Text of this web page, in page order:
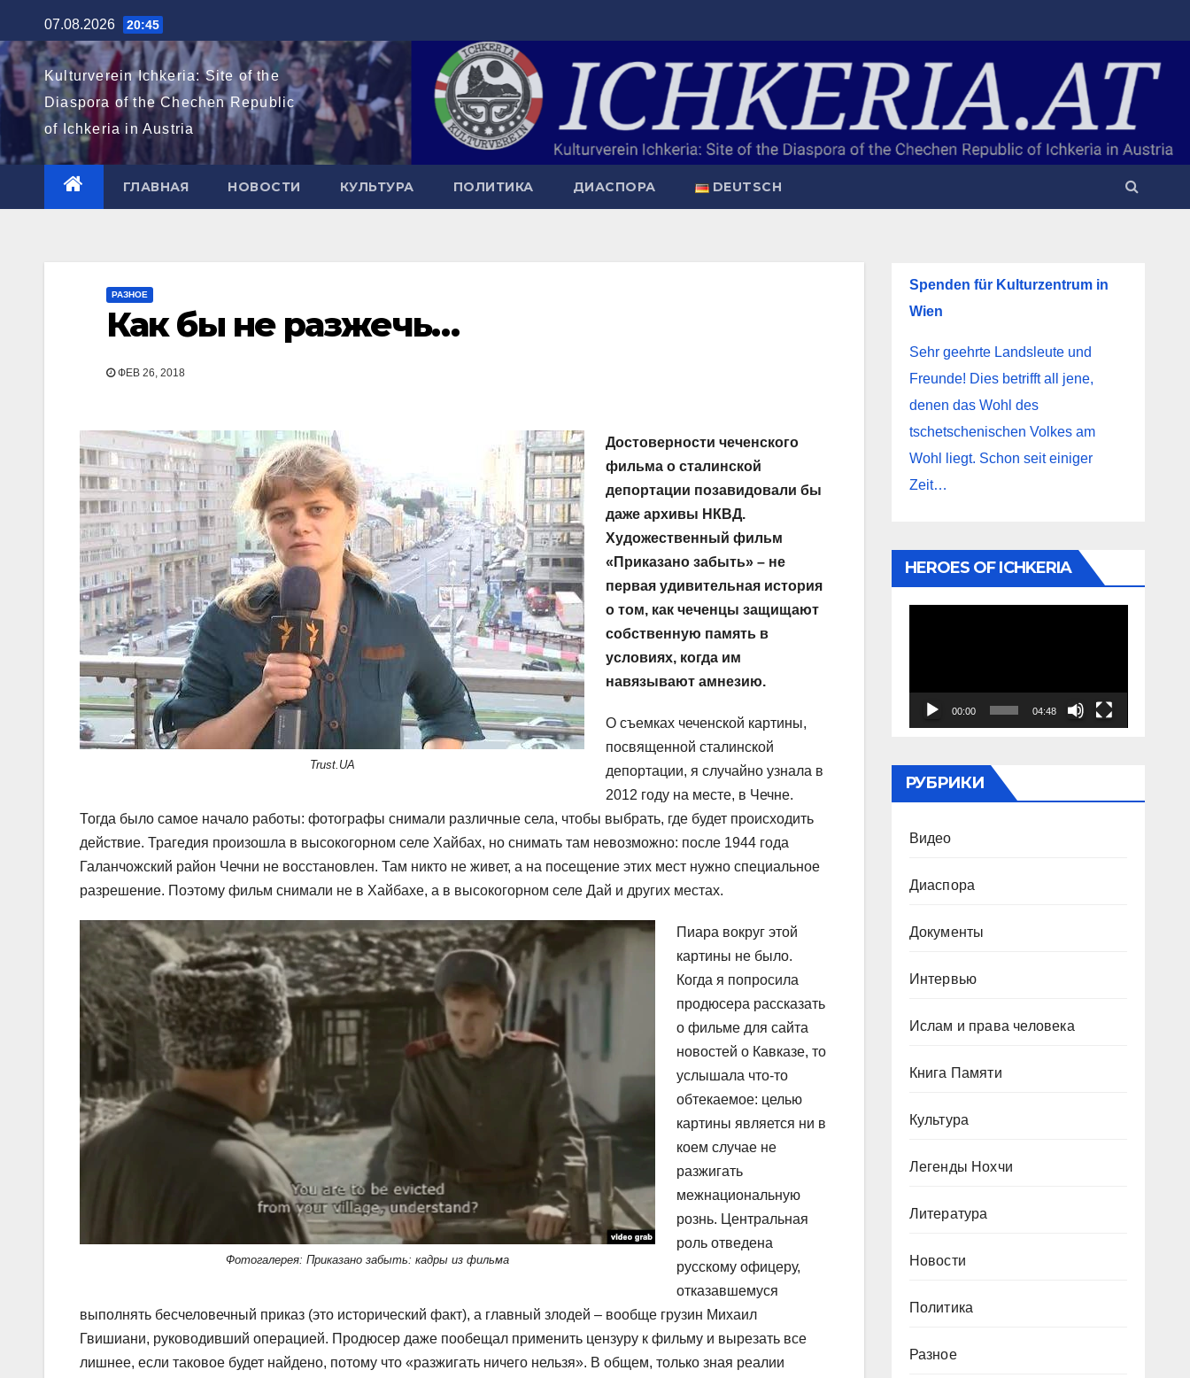
к
содержимому
07.08.2026 20:45
Kulturverein Ichkeria: Site of the
Diaspora of the Chechen Republic
of Ichkeria in Austria
ГЛАВНАЯ НОВОСТИ КУЛЬТУРА ПОЛИТИКА ДИАСПОРА DEUTSCH
РАЗНОЕ
Как бы не разжечь…
ФЕВ 26, 2018
Trust.UA
Достоверности чеченского
фильма о сталинской
депортации позавидовали бы
даже архивы НКВД.
Художественный фильм
«Приказано забыть» – не
первая удивительная история
о том, как чеченцы защищают
собственную память в
условиях, когда им
навязывают амнезию.
О съемках чеченской картины,
посвященной сталинской
депортации, я случайно узнала в
2012 году на месте, в Чечне.
Тогда было самое начало работы: фотографы снимали различные села, чтобы выбрать, где будет происходить
действие. Трагедия произошла в высокогорном селе Хайбах, но снимать там невозможно: после 1944 года
Галанчожский район Чечни не восстановлен. Там никто не живет, а на посещение этих мест нужно специальное
разрешение. Поэтому фильм снимали не в Хайбахе, а в высокогорном селе Дай и других местах.
Фотогалерея: Приказано забыть: кадры из фильма
Пиара вокруг этой
картины не было.
Когда я попросила
продюсера рассказать
о фильме для сайта
новостей о Кавказе, то
услышала что-то
обтекаемое: целью
картины является ни в
коем случае не
разжигать
межнациональную
рознь. Центральная
роль отведена
русскому офицеру,
отказавшемуся
выполнять бесчеловечный приказ (это исторический факт), а главный злодей – вообще грузин Михаил
Гвишиани, руководивший операцией. Продюсер даже пообещал применить цензуру к фильму и вырезать все
лишнее, если таковое будет найдено, потому что «разжигать ничего нельзя». В общем, только зная реалии
Spenden für Kulturzentrum in
Wien
Sehr geehrte Landsleute und
Freunde! Dies betrifft all jene,
denen das Wohl des
tschetschenischen Volkes am
Wohl liegt. Schon seit einiger
Zeit…
HEROES OF ICHKERIA
00:00 04:48
РУБРИКИ
Видео
Диаспора
Документы
Интервью
Ислам и права человека
Книга Памяти
Культура
Легенды Нохчи
Литература
Новости
Политика
Разное